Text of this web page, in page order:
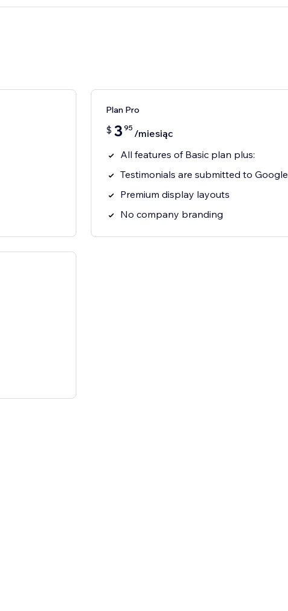
Plan Pro
$ 3 95 /miesiąc
All features of Basic plan plus:
Testimonials are submitted to Google
Premium display layouts
No company branding